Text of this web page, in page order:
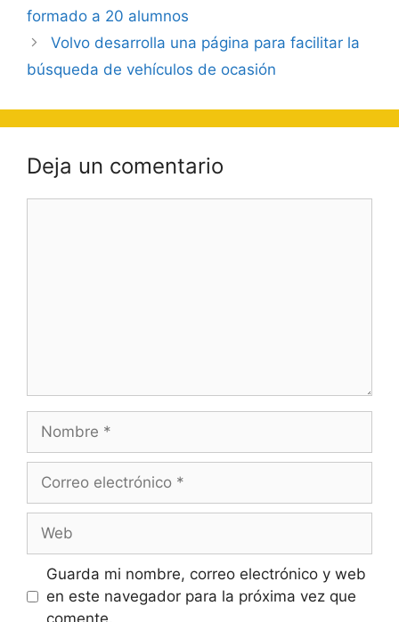
formado a 20 alumnos
Volvo desarrolla una página para facilitar la
búsqueda de vehículos de ocasión
Deja un comentario
electrónico
Guarda mi nombre, correo electrónico y web
en este navegador para la próxima vez que
comente.